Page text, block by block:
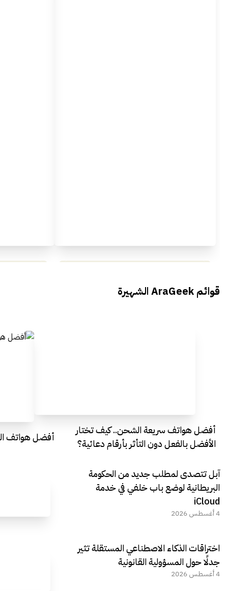
Everything Egypt
قوائم AraGeek الشهيرة
أفضل هواتف سريعة الشحن.. كيف تختار
الأفضل بالفعل دون التأثر بأرقام دعائية؟
أفضل هواتف
آبل تتصدى لمطلب جديد من الحكومة
البريطانية لوضع باب خلفي في خدمة
iCloud
4 أغسطس 2026
اختراقات الذكاء الاصطناعي المستقلة تثير
جدلًا حول المسؤولية القانونية
4 أغسطس 2026